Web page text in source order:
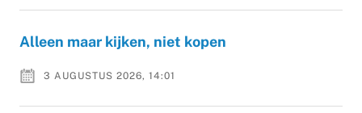
Alleen maar kijken, niet kopen
3 AUGUSTUS 2026, 14:01